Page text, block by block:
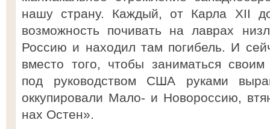
нашу страну. Каждый, от Карла XII
возможность почивать на лаврах
Россию и находил там погибель. И
вместо того, чтобы заниматься своим
под руководством США руками
оккупировали Мало- и Новороссию,
нах Остен».